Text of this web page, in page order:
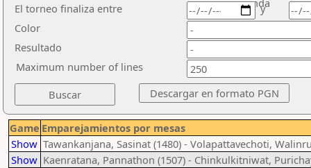
ronda
El torneo finaliza entre
Color
Resultado
y
Maximum number of lines
Game Emparejamientos por mesas
Show Tawankanjana, Sasinat (1480) - Volapattavechoti,
Show Kaenratana, Pannathon (1507) - Chinkulkitniwat,